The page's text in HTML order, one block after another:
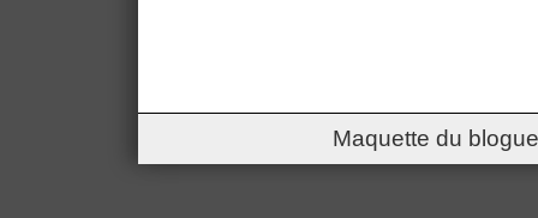
Maquette du